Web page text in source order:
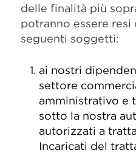
delle finalità più
potranno essere resi
seguenti soggetti:
ai nostri
settore
amministrativo e
sotto la nostra
autorizzati a
Incaricati del